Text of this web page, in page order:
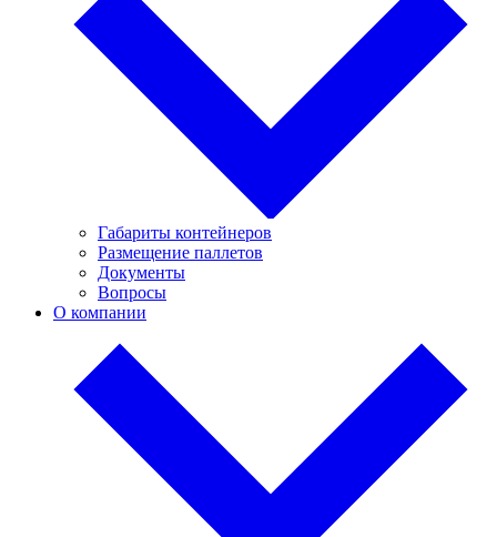
Габариты контейнеров
Размещение паллетов
Документы
Вопросы
О компании